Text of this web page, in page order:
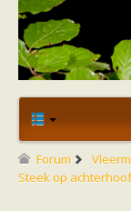
Hulp per
Hulp per
Home
Hondsdolheid
Forum
Steek op